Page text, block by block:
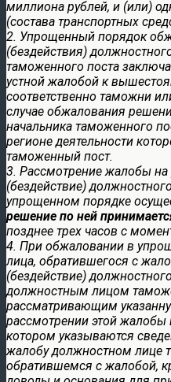
миллиона рублей, и (или)
(состава транспортных
2. Упрощенный порядок
(бездействия)
таможенного поста
устной жалобой к
соответственно таможни
случае обжалования
начальника таможенного
регионе деятельности
таможенный пост.
3. Рассмотрение жалобы на
(бездействие)
упрощенном порядке
решение по ней
позднее трех часов с
4. При обжаловании в
лица, обратившегося с
(бездействие)
должностным лицом
рассматривающим
рассмотрении этой
котором указываются
жалобу должностном лице
обратившемся с жалобой,